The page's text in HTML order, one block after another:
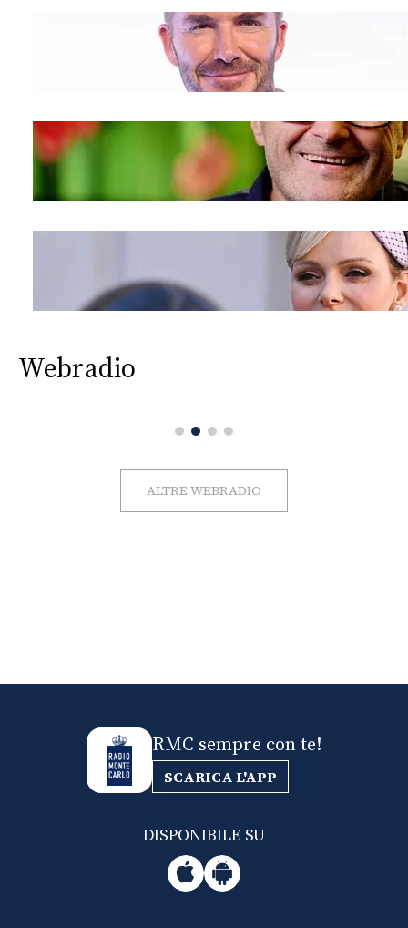
Webradio
ALTRE WEBRADIO
RMC sempre con te!
SCARICA L'APP
DISPONIBILE SU